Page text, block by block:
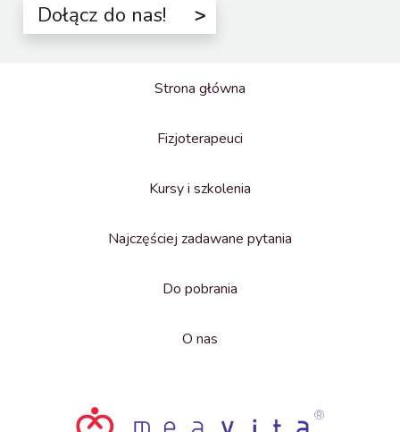
Dołącz do nas!
Strona główna
Fizjoterapeuci
Kursy i szkolenia
Najczęściej zadawane pytania
Do pobrania
O nas